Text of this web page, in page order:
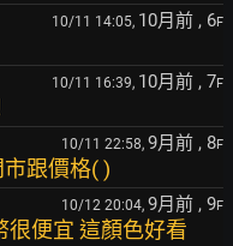
10/11 14:05, 10月前 , 6F
10/11 16:39, 10月前 , 7F
10/11 22:58, 9月前 , 8F
跟價格( )
10/12 20:04, 9月前 , 9F
很便宜 這顏色好看